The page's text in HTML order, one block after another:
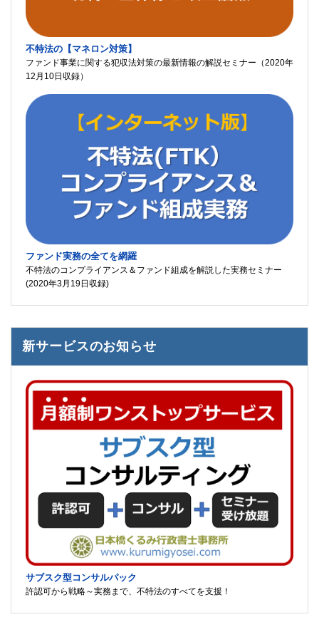
不特法の【マネロン対策】
ファンド事業に関する犯収法対策の最新情報の解説セミナー（2020年
12月10日収録）
ファンド実務の全てを網羅
不特法のコンプライアンス＆ファンド組成を解説した実務セミナー
(2020年3月19日収録)
新サービスのお知らせ
サブスク型コンサルパック
許認可から戦略～実務まで、不特法のすべてを支援！